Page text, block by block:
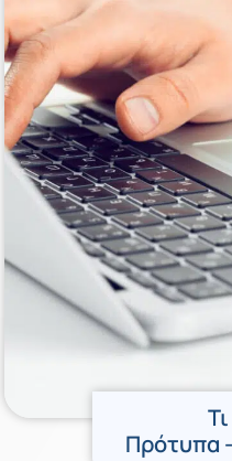
Πρότυπα